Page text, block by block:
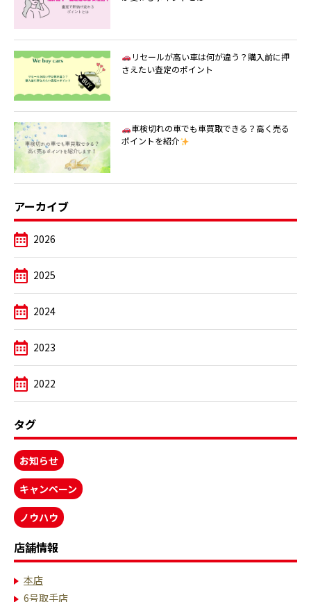
リセールが高い車は何が違う？購入前に押
さえたい査定のポイント
車検切れの車でも車買取できる？高く売る
ポイントを紹介
アーカイブ
2026
2025
2024
2023
2022
タグ
お知らせ
キャンペーン
ノウハウ
店舗情報
本店
6号取手店